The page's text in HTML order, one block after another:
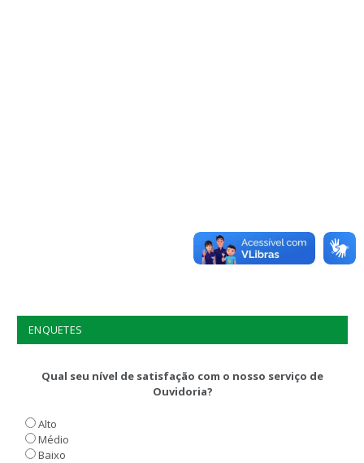
ENQUETES
Qual seu nível de satisfação com o nosso serviço de
Ouvidoria?
Alto
Médio
Baixo